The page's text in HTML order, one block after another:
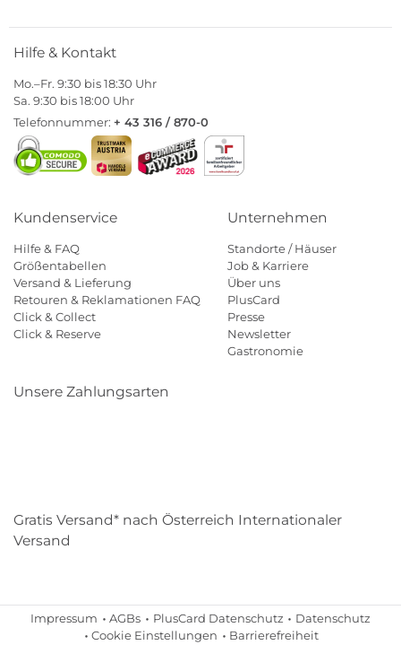
Hilfe & Kontakt
Mo.–Fr. 9:30 bis 18:30 Uhr
Sa. 9:30 bis 18:00 Uhr
Telefonnummer: + 43 316 / 870-0
Kundenservice
Hilfe & FAQ
Größentabellen
Versand & Lieferung
Retouren & Reklamationen FAQ
Click & Collect
Click & Reserve
Unternehmen
Standorte / Häuser
Job & Karriere
Über uns
PlusCard
Presse
Newsletter
Gastronomie
Unsere Zahlungsarten
Gratis Versand* nach Österreich Internationaler
Versand
Impressum AGBs PlusCard Datenschutz
Datenschutz
Cookie Einstellungen
Barrierefreiheit